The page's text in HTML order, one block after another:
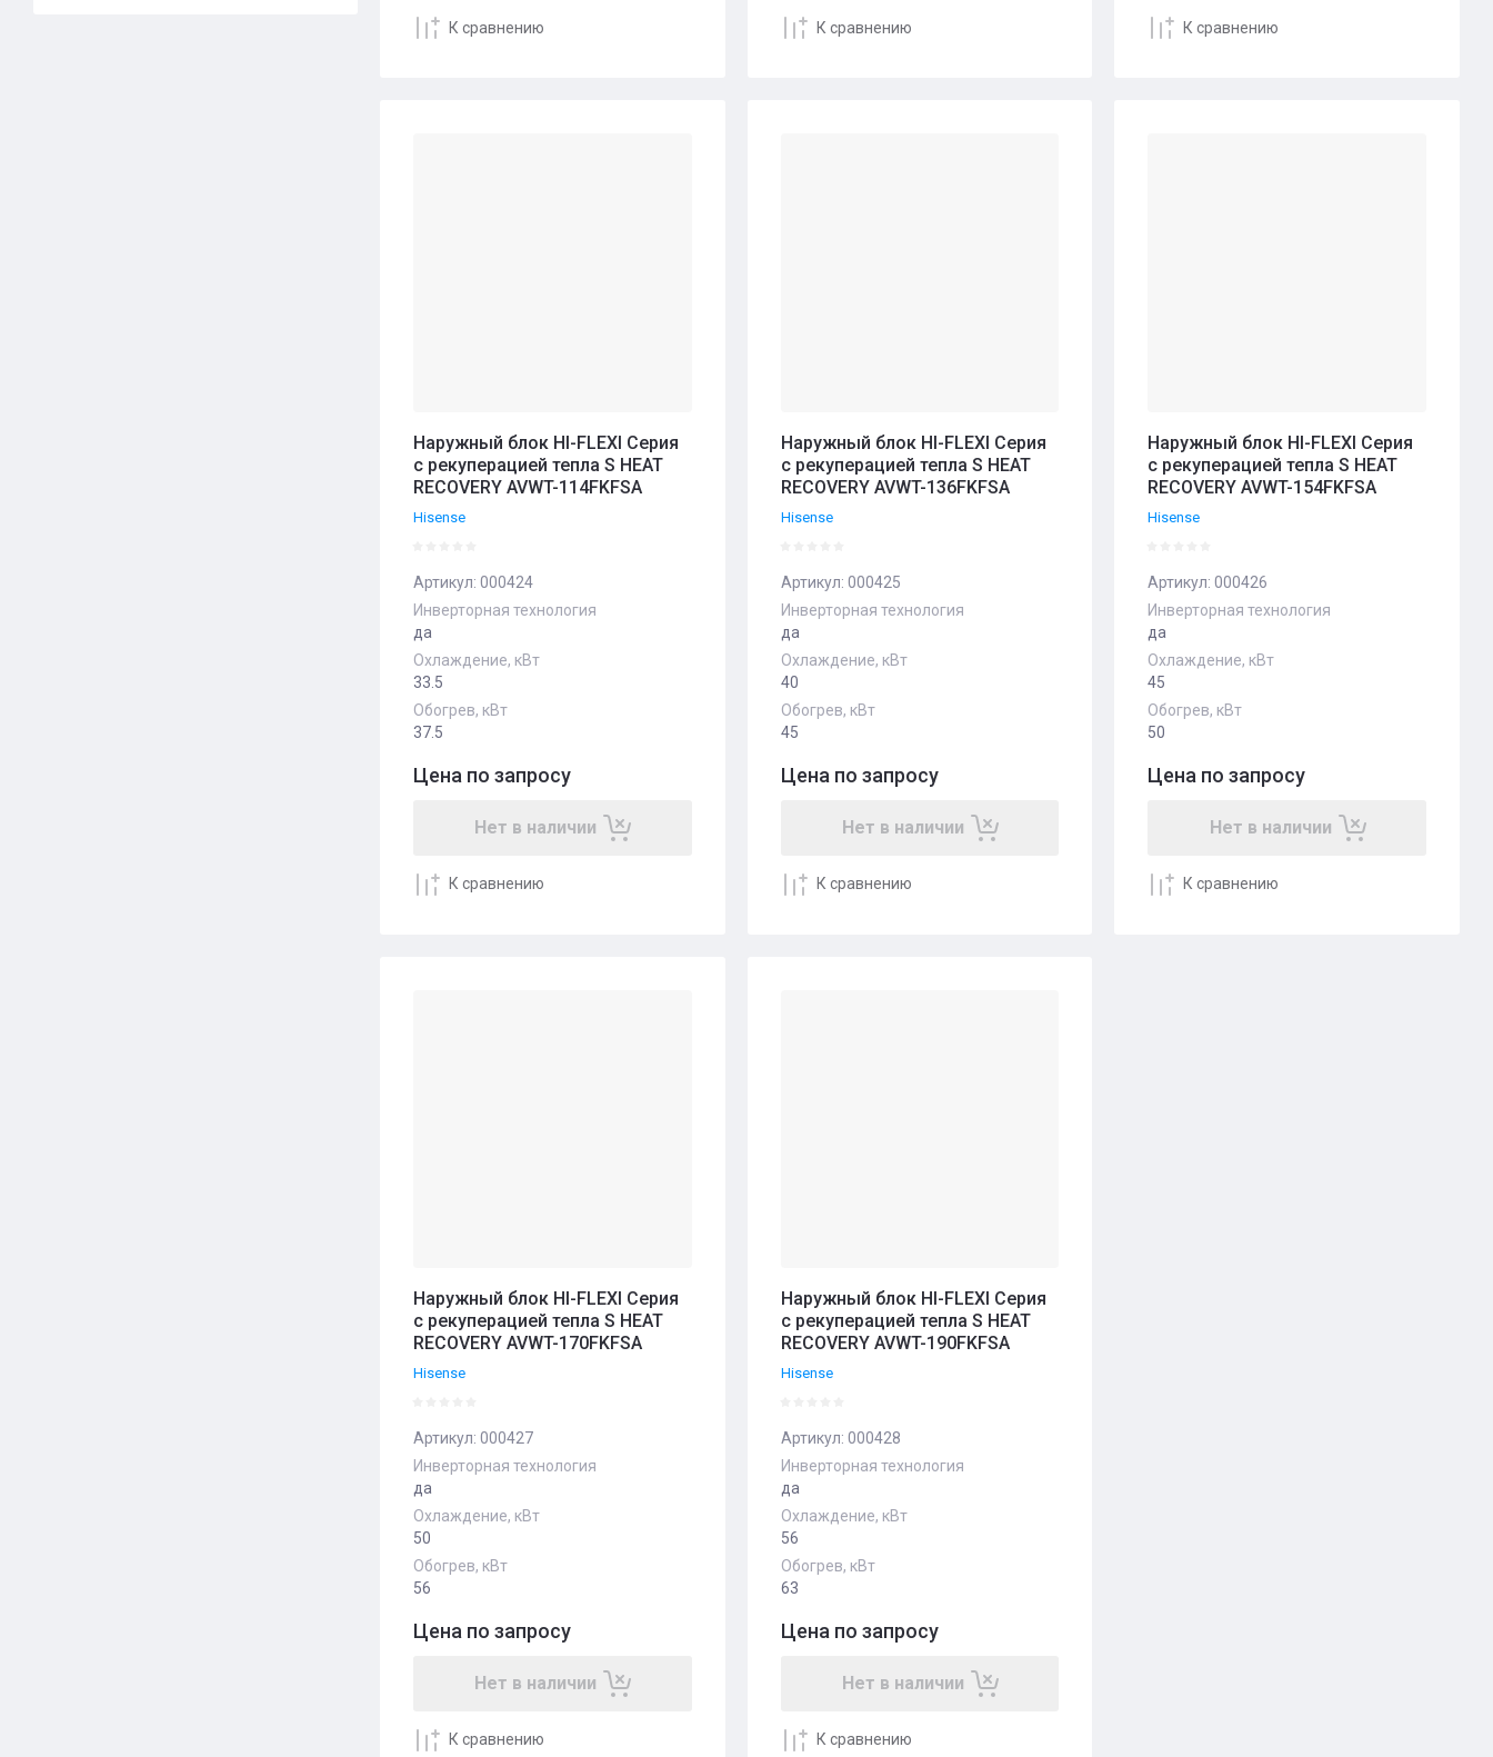
К сравнению К сравнению К сравнению
Наружный блок HI-FLEXI Серия
с рекуперацией тепла S HEAT
RECOVERY AVWT-114FKFSA
Hisense
Артикул: 000424
Инверторная технология
да
Охлаждение, кВт
33.5
Обогрев, кВт
37.5
Цена по запросу
Нет в наличии
К сравнению
Наружный блок HI-FLEXI Серия
с рекуперацией тепла S HEAT
RECOVERY AVWT-136FKFSA
Hisense
Артикул: 000425
Инверторная технология
да
Охлаждение, кВт
40
Обогрев, кВт
45
Цена по запросу
Нет в наличии
К сравнению
Наружный блок HI-FLEXI Серия
с рекуперацией тепла S HEAT
RECOVERY AVWT-154FKFSA
Hisense
Артикул: 000426
Инверторная технология
да
Охлаждение, кВт
45
Обогрев, кВт
50
Цена по запросу
Нет в наличии
К сравнению
Наружный блок HI-FLEXI Серия
с рекуперацией тепла S HEAT
RECOVERY AVWT-170FKFSA
Hisense
Артикул: 000427
Инверторная технология
да
Охлаждение, кВт
50
Обогрев, кВт
56
Цена по запросу
Нет в наличии
К сравнению
Наружный блок HI-FLEXI Серия
с рекуперацией тепла S HEAT
RECOVERY AVWT-190FKFSA
Hisense
Артикул: 000428
Инверторная технология
да
Охлаждение, кВт
56
Обогрев, кВт
63
Цена по запросу
Нет в наличии
К сравнению